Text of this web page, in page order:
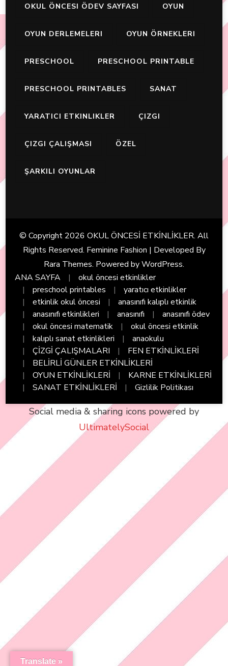
OKUL ÖNCESI ÖDEV SAYFASI OYUN
OYUN DERLEMELERI OYUN ÖRNEKLERI
PRESCHOOL PRESCHOOL PRINTABLE
PRESCHOOL PRINTABLES SANAT
YARATICI ETKINLIKLER ÇIZGI
ÇIZGI ÇALIŞMASI ÖZEL
ŞARKILI OYUNLAR
© Copyright 2026 OKUL ÖNCESİ ETKİNLİKLER. All
Rights Reserved. Feminine Fashion | Developed By
Rara Themes. Powered byWordPress.
ANA SAYFA
okul öncesi etkinlikler
preschool printables
yaratıcı etkinlikler
etkinlik okul öncesi
anasınıfı kalıplı etkinlik
anasınıfı etkinlikleri
anasınıfı
anasınıfı ödev
okul öncesi matematik
okul öncesi etkinlik
kalıplı sanat etkinlikleri
anaokulu
ÇİZGİ ÇALIŞMALARI
FEN ETKİNLİKLERİ
BELİRLİ GÜNLER ETKİNLİKLERİ
OYUN ETKİNLİKLERİ
KARNE ETKİNLİKLERİ
SANAT ETKİNLİKLERİ
Gizlilik Politikası
Translate »
Social media & sharing icons powered by
UltimatelySocial